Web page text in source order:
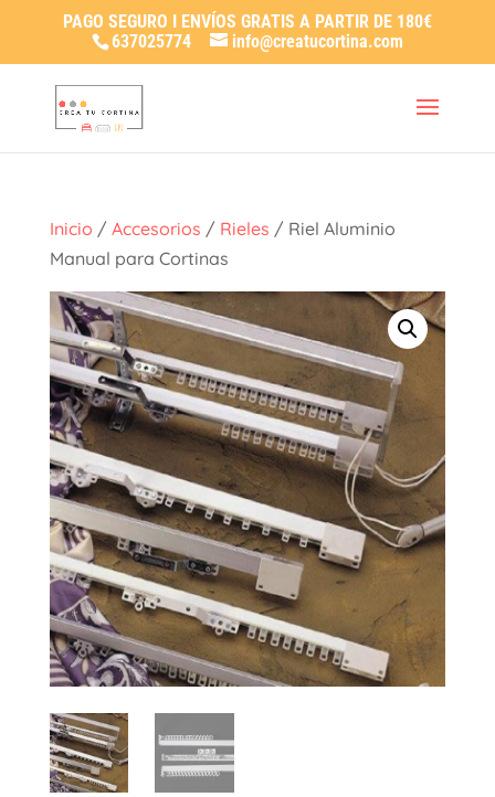
PAGO SEGURO I ENVÍOS GRATIS A PARTIR DE 180€
637025774
info@creatucortina.com
Inicio / Accesorios / Rieles / Riel Aluminio
Manual para Cortinas